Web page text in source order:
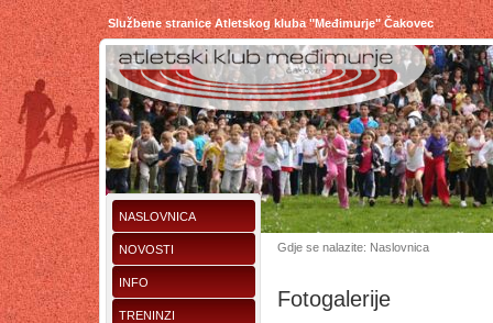
Službene stranice Atletskog kluba "Međimurje" Čakovec
NASLOVNICA
NOVOSTI
INFO
TRENINZI
Gdje se nalazite: Naslovnica
Fotogalerije